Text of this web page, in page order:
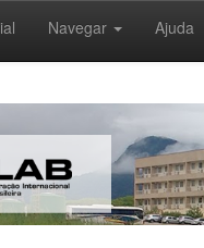
Navegar Ajuda